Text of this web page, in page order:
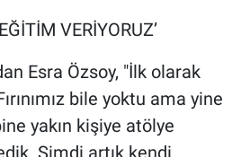
VERİYORUZ’
Esra Özsoy, "İlk olarak
bile yoktu ama yine
yakın kişiye atölye